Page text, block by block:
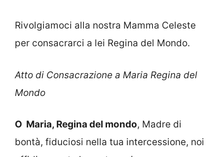
Rivolgiamoci alla nostra Mamma Celeste
per consacrarci a lei Regina del Mondo.
Atto di Consacrazione a Maria Regina del
Mondo
O Maria, Regina del mondo, Madre di
bontà, fiduciosi nella tua intercessione, noi